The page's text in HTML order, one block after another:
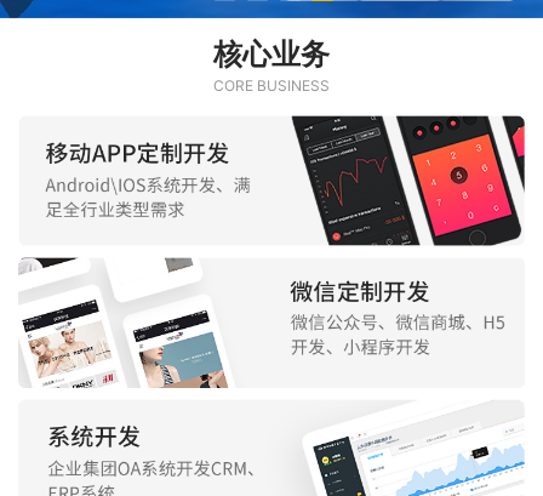
核心业务
CORE BUSINESS